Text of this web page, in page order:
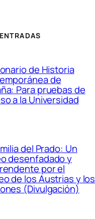
de Historia
de
Para pruebas de
a la Universidad
del Prado: Un
desenfadado y
por el
de los Austrias y los
(Divulgación)